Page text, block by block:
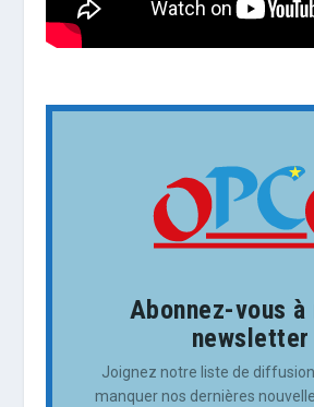
Abonnez-vous à
newsletter
Joignez notre liste de
manquer nos dernières